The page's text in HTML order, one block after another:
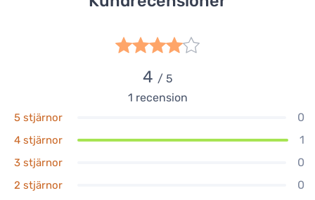
4 / 5
1 recension
5 stjärnor 0
4 stjärnor 1
3 stjärnor 0
2 stjärnor 0